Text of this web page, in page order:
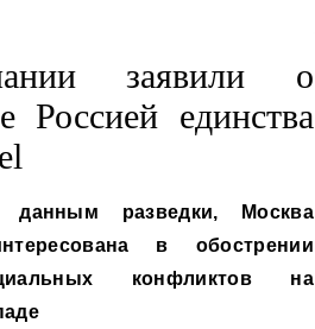
заявили о
Россией единства
данным разведки, Москва
в обострении
конфликтов на